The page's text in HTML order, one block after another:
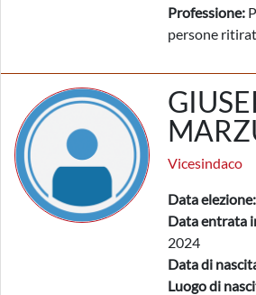
Professione:
persone
Vicesindaco
Data elezione:
Data entrata
2024
Data di
Luogo di